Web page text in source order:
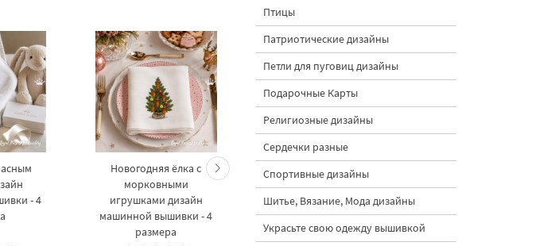
- 4
Новогодняя ёлка с
морковными
игрушками дизайн
машинной вышивки - 4
размера
Кролик украшает ёлку
морковками дизайн
машинной вышивки - 3
размера
дизайн машинной
Птицы
Патриотические дизайны
Петли для пуговиц дизайны
Подарочные Карты
Религиозные дизайны
Сердечки разные
Спортивные дизайны
Шитье, Вязание, Мода дизайны
Украсьте свою одежду вышивкой